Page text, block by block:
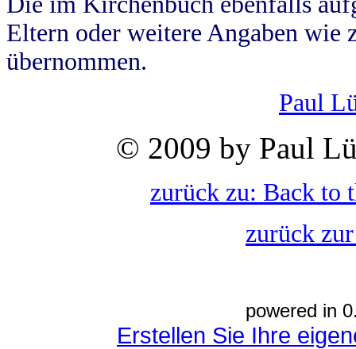
Eltern oder weitere Angaben wie
übernommen.
Paul
© 2009 by Paul
zurück zu: Back to
zurück
powered in
Erstellen Sie Ihre